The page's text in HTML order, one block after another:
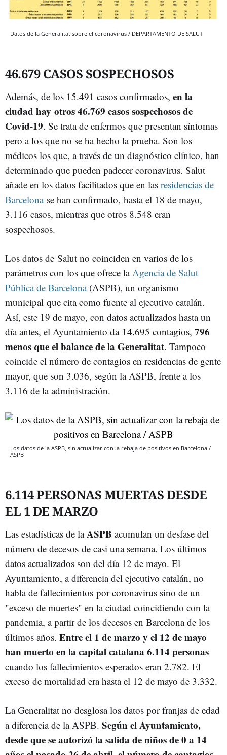
Datos de la Generalitat sobre el coronavirus / DEPARTAMENTO DE SALUT
46.679 CASOS SOSPECHOSOS
Además, de los 15.491 casos confirmados, en la
ciudad hay otros 46.769 casos sospechosos de
Covid-19. Se trata de enfermos que presentan síntomas
pero a los que no se ha hecho la prueba. Son los
médicos los que, a través de un diagnóstico clínico, han
determinado que pueden padecer coronavirus. Salut
añade en los datos facilitados que en las residencias de
Barcelonase han confirmado, hasta el 18 de mayo,
3.116 casos, mientras que otros 8.548 eran
sospechosos.
Los datos de Salut no coinciden en varios de los
parámetros con los que ofrece la Agencia de Salut
Pública de Barcelona(ASPB), un organismo
municipal que cita como fuente al ejecutivo catalán.
Así, este 19 de mayo, con datos actualizados hasta un
día antes, el Ayuntamiento da 14.695 contagios, 796
menos que el balance de la Generalitat. Tampoco
coincide el número de contagios en residencias de gente
mayor, que son 3.036, según la ASPB, frente a los
3.116 de la administración.
Los datos de la ASPB, sin actualizar con la rebaja de positivos en Barcelona /
ASPB
6.114 PERSONAS MUERTAS DESDE
EL 1 DE MARZO
Las estadísticas de laASPB acumulan un desfase del
número de decesos de casi una semana. Los últimos
datos actualizados son del día 12 de mayo. El
Ayuntamiento, a diferencia del ejecutivo catalán, no
habla de fallecimientos por coronavirus sino de un
"exceso de muertes" en la ciudad coincidiendo con la
pandemia, a partir de los decesos en Barcelona de los
últimos años. Entre el 1 de marzo y el 12 de mayo
han muerto en la capital catalana 6.114 personas
cuando los fallecimientos esperados eran 2.782. El
exceso de mortalidad era hasta el 12 de mayo de 3.332.
La Generalitat no desglosa los datos por franjas de edad
a diferencia de la ASPB. Según el Ayuntamiento,
desde que se autorizó la salida de niños de 0 a 14